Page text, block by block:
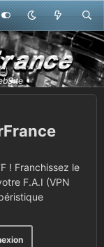
! Franchissez le
F.A.I (VPN